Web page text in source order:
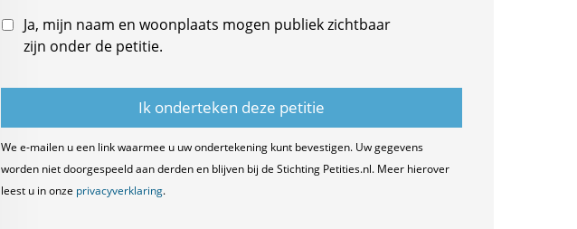
Ja, mijn naam en woonplaats mogen publiek zichtbaar
zijn onder de petitie.
We e-mailen u een link waarmee u uw ondertekening kunt bevestigen. Uw gegevens
worden niet doorgespeeld aan derden en blijven bij de Stichting Petities.nl. Meer hierover
leest u in onze privacyverklaring.